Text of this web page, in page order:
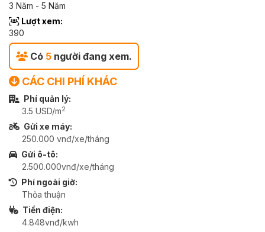
3 Năm - 5 Năm
Lượt xem:
390
Có 5 người đang xem.
CÁC CHI PHÍ KHÁC
Phí quản lý:
3.5 USD/m2
Gửi xe máy:
250.000 vnđ/xe/tháng
Gửi ô-tô:
2.500.000vnđ/xe/tháng
Phí ngoài giờ:
Thỏa thuận
Tiền điện:
4.848vnđ/kwh